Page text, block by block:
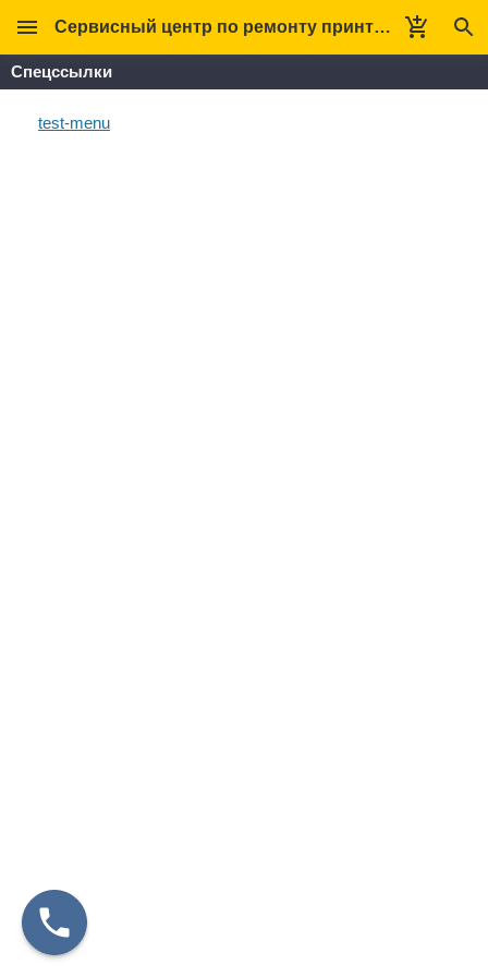
Сервисный центр по ремонту принтеров Кверт
Спецссылки
test-menu